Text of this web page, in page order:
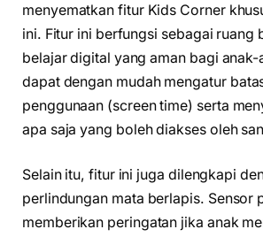
menyematkan fitur Kids Corner
ini. Fitur ini berfungsi sebagai ruang
belajar digital yang aman bagi anak-
dapat dengan mudah mengatur
penggunaan (screen time) serta
apa saja yang boleh diakses oleh
Selain itu, fitur ini juga dilengkapi
perlindungan mata berlapis. Sensor
memberikan peringatan jika anak